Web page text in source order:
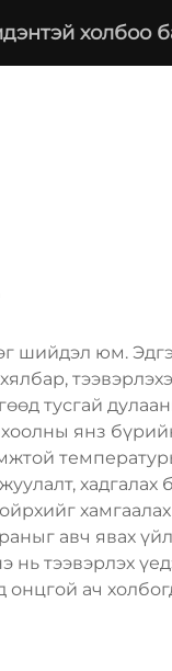
холбоо
шийдэл юм.
тусгай
янз
хадгалах
авч явах
нь тээвэрлэх
онцгой ач